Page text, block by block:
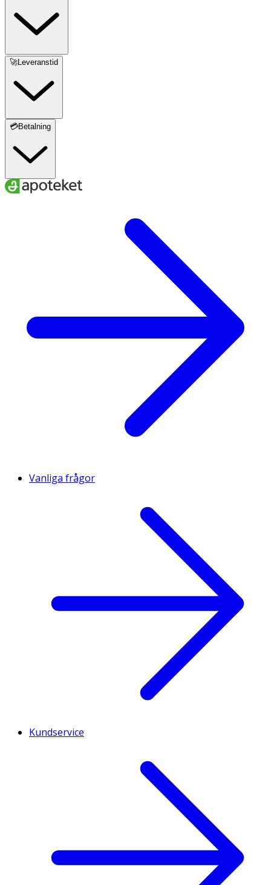
🚀Leveranstid
💳Betalning
Vanliga frågor
Kundservice